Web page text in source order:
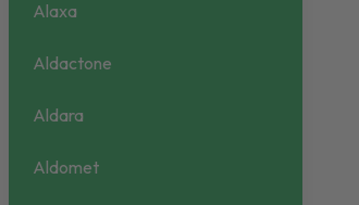
Alaxa
Aldactone
Aldara
Aldomet